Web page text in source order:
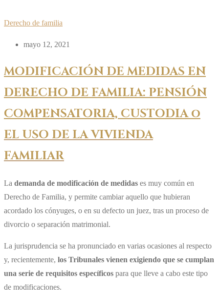
Derecho de familia
mayo 12, 2021
MODIFICACIÓN DE MEDIDAS EN
DERECHO DE FAMILIA: PENSIÓN
COMPENSATORIA, CUSTODIA o
EL USO DE LA VIVIENDA
FAMILIAR
La demanda de modificación de medidas es muy común en
Derecho de Familia, y permite cambiar aquello que hubieran
acordado los cónyuges, o en su defecto un juez, tras un proceso de
divorcio o separación matrimonial.
La jurisprudencia se ha pronunciado en varias ocasiones al respecto
y, recientemente, los Tribunales vienen exigiendo que se cumplan
una serie de requisitos específicos para que lleve a cabo este tipo
de modificaciones.